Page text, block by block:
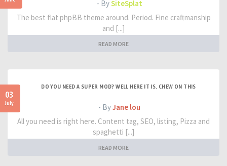
- BySiteSplat
The best flat phpBB theme around. Period. Fine craftmanship
and [...]
READ MORE
03
July
DO YOU NEED A SUPER MOD? WELL HERE IT IS. CHEW ON THIS
- ByJane lou
All you need is right here. Content tag, SEO, listing, Pizza and
spaghetti [...]
READ MORE